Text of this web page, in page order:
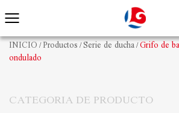
INICIO /Productos /Serie de ducha /Grifo de
ondulado
CATEGORIA DE PRODUCTO